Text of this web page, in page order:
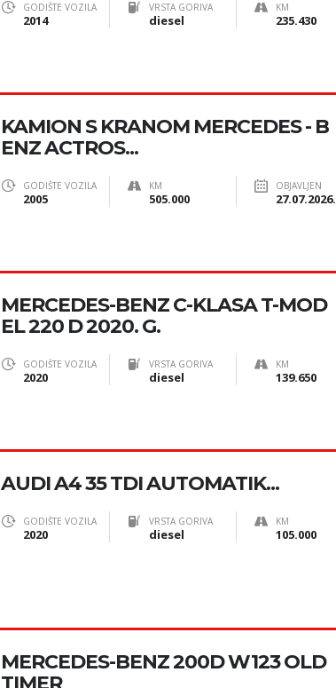
GODIŠTE VOZILA
2014
VRSTA GORIVA
diesel
KM
235.430
KAMION S KRANOM MERCEDES - B
ENZ ACTROS...
GODIŠTE VOZILA
2005
KM
505.000
OBJAVLJEN
27.07.2026.
MERCEDES-BENZ C-KLASA T-MOD
EL 220 D 2020. G.
GODIŠTE VOZILA
2020
VRSTA GORIVA
diesel
KM
139.650
AUDI A4 35 TDI AUTOMATIK...
GODIŠTE VOZILA
2020
VRSTA GORIVA
diesel
KM
105.000
MERCEDES-BENZ 200D W123 OLD
TIMER